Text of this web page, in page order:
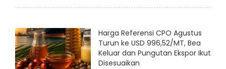
Harga Referensi CPO Agustus
Turun ke USD 996,52/MT, Bea
Keluar dan Pungutan Ekspor Ikut
Disesuaikan